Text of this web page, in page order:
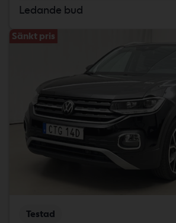
Ledande bud
Sänkt pris
Testad